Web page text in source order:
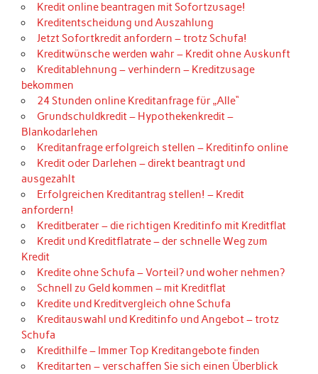
Kredit online beantragen mit Sofortzusage!
Kreditentscheidung und Auszahlung
Jetzt Sofortkredit anfordern – trotz Schufa!
Kreditwünsche werden wahr – Kredit ohne Auskunft
Kreditablehnung – verhindern – Kreditzusage
bekommen
24 Stunden online Kreditanfrage für „Alle“
Grundschuldkredit – Hypothekenkredit –
Blankodarlehen
Kreditanfrage erfolgreich stellen – Kreditinfo online
Kredit oder Darlehen – direkt beantragt und
ausgezahlt
Erfolgreichen Kreditantrag stellen! – Kredit
anfordern!
Kreditberater – die richtigen Kreditinfo mit Kreditflat
Kredit und Kreditflatrate – der schnelle Weg zum
Kredit
Kredite ohne Schufa – Vorteil? und woher nehmen?
Schnell zu Geld kommen – mit Kreditflat
Kredite und Kreditvergleich ohne Schufa
Kreditauswahl und Kreditinfo und Angebot – trotz
Schufa
Kredithilfe – Immer Top Kreditangebote finden
Kreditarten – verschaffen Sie sich einen Überblick